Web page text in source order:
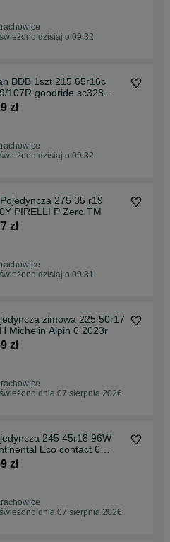
dzisiaj o 09:32
BDB 1szt 215 65r16c
107R goodride sc328
zł
dzisiaj o 09:32
275 35 r19
PIRELLI P Zero TM
zł
dzisiaj o 09:31
zimowa 225 50r17
Michelin Alpin 6 2023r
zł
dnia 07 sierpnia 2026
245 45r18 96W
Eco contact 6
Seal 2022r
zł
dnia 07 sierpnia 2026